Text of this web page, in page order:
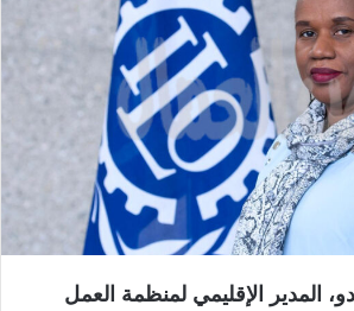
المدير الإقليمي لمنظمة العمل